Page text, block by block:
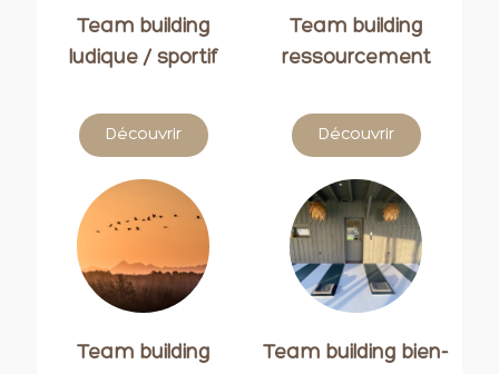
Team building
ludique / sportif
Découvrir
Team building
ressourcement
Découvrir
Team building
Team building bien-